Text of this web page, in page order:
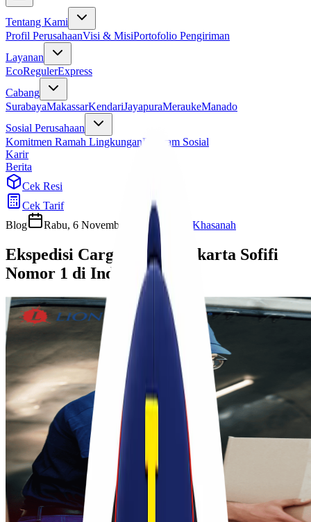
Tentang Kami
Profil PerusahaanVisi & MisiPortofolio Pengiriman
Layanan
EcoRegulerExpress
Cabang
SurabayaMakassarKendariJayapuraMeraukeManado
Sosial Perusahaan
Komitmen Ramah LingkunganProgram Sosial
Karir
Berita
Cek Resi
Cek Tarif
Blog
Rabu, 6 November 2024 Ulfi Khasanah
Ekspedisi Cargo Murah Jakarta Sofifi
Nomor 1 di Indonesia!